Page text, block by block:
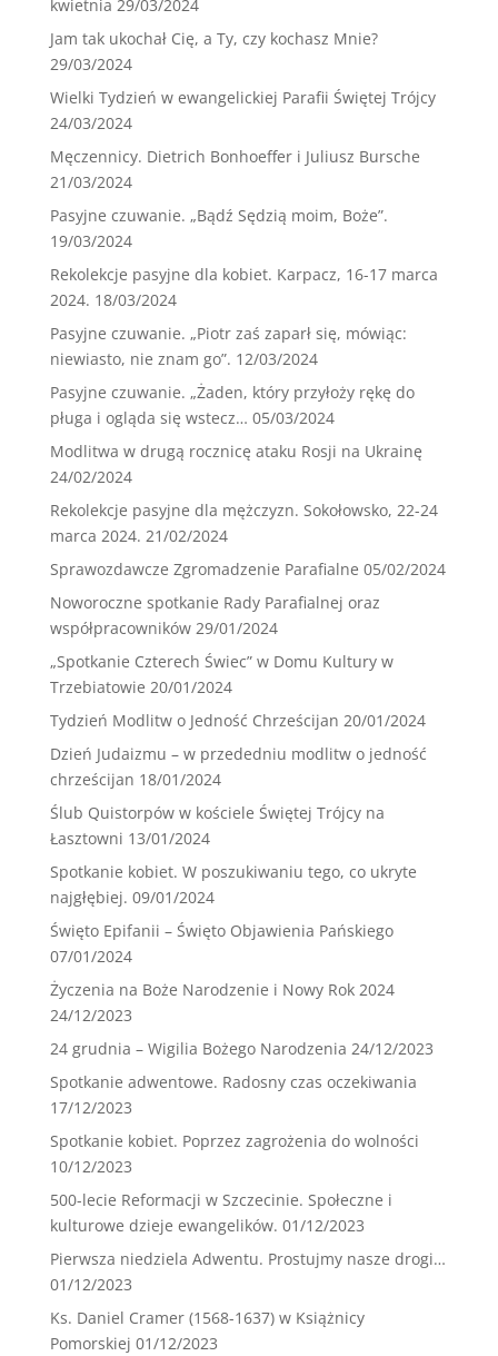
kwietnia 29/03/2024
Jam tak ukochał Cię, a Ty, czy kochasz Mnie?
29/03/2024
Wielki Tydzień w ewangelickiej Parafii Świętej Trójcy
24/03/2024
Męczennicy. Dietrich Bonhoeffer i Juliusz Bursche
21/03/2024
Pasyjne czuwanie. „Bądź Sędzią moim, Boże”.
19/03/2024
Rekolekcje pasyjne dla kobiet. Karpacz, 16-17 marca
2024. 18/03/2024
Pasyjne czuwanie. „Piotr zaś zaparł się, mówiąc:
niewiasto, nie znam go”. 12/03/2024
Pasyjne czuwanie. „Żaden, który przyłoży rękę do
pługa i ogląda się wstecz… 05/03/2024
Modlitwa w drugą rocznicę ataku Rosji na Ukrainę
24/02/2024
Rekolekcje pasyjne dla mężczyzn. Sokołowsko, 22-24
marca 2024. 21/02/2024
Sprawozdawcze Zgromadzenie Parafialne 05/02/2024
Noworoczne spotkanie Rady Parafialnej oraz
współpracowników 29/01/2024
„Spotkanie Czterech Świec” w Domu Kultury w
Trzebiatowie 20/01/2024
Tydzień Modlitw o Jedność Chrześcijan 20/01/2024
Dzień Judaizmu – w przededniu modlitw o jedność
chrześcijan 18/01/2024
Ślub Quistorpów w kościele Świętej Trójcy na
Łasztowni 13/01/2024
Spotkanie kobiet. W poszukiwaniu tego, co ukryte
najgłębiej. 09/01/2024
Święto Epifanii – Święto Objawienia Pańskiego
07/01/2024
Życzenia na Boże Narodzenie i Nowy Rok 2024
24/12/2023
24 grudnia – Wigilia Bożego Narodzenia 24/12/2023
Spotkanie adwentowe. Radosny czas oczekiwania
17/12/2023
Spotkanie kobiet. Poprzez zagrożenia do wolności
10/12/2023
500-lecie Reformacji w Szczecinie. Społeczne i
kulturowe dzieje ewangelików. 01/12/2023
Pierwsza niedziela Adwentu. Prostujmy nasze drogi…
01/12/2023
Ks. Daniel Cramer (1568-1637) w Książnicy
Pomorskiej 01/12/2023